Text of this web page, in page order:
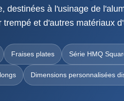
destinées à l'usinage de
trempé et d'autres matériaux
Fraises plates Série HMQ
Dimensions personnalisées